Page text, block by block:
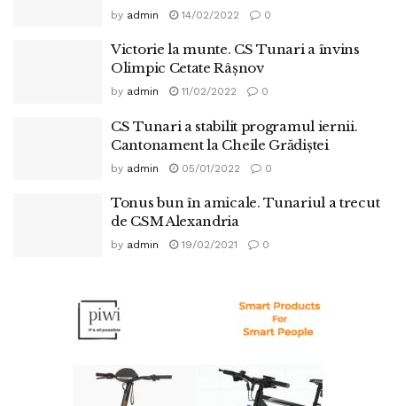
by admin 14/02/2022 0
Victorie la munte. CS Tunari a învins
Olimpic Cetate Râşnov
by admin 11/02/2022 0
CS Tunari a stabilit programul iernii.
Cantonament la Cheile Grădiștei
by admin 05/01/2022 0
Tonus bun în amicale. Tunariul a trecut
de CSM Alexandria
by admin 19/02/2021 0